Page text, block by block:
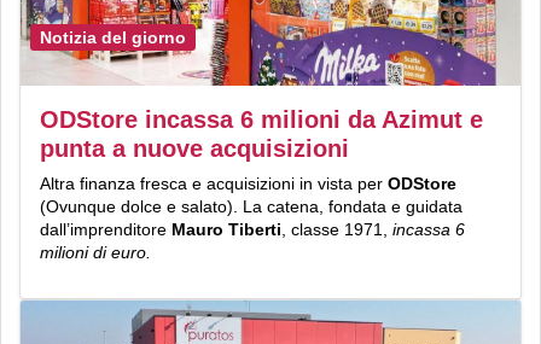
Notizia del giorno
ODStore incassa 6 milioni da Azimut e
punta a nuove acquisizioni
Altra finanza fresca e acquisizioni in vista per ODStore
(Ovunque dolce e salato). La catena, fondata e guidata
dall’imprenditore Mauro Tiberti , classe 1971, incassa 6
milioni di euro.